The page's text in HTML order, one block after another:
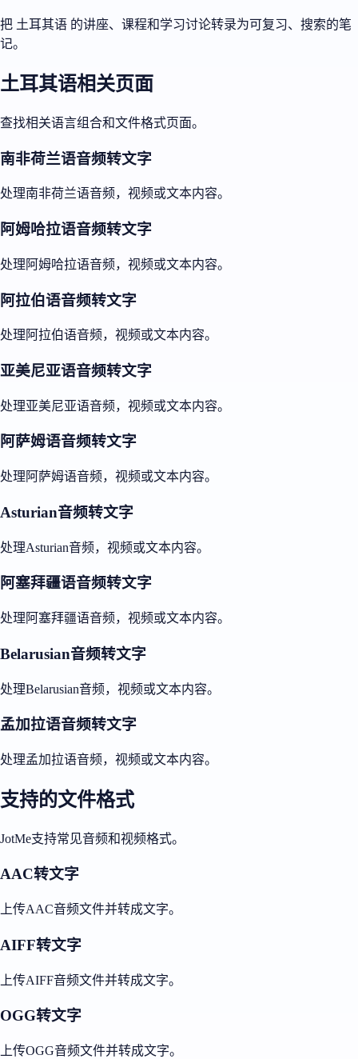
把 土耳其语 的讲座、课程和学习讨论转录为可复习、搜索的笔
记。
土耳其语相关页面
查找相关语言组合和文件格式页面。
南非荷兰语音频转文字
处理南非荷兰语音频，视频或文本内容。
阿姆哈拉语音频转文字
处理阿姆哈拉语音频，视频或文本内容。
阿拉伯语音频转文字
处理阿拉伯语音频，视频或文本内容。
亚美尼亚语音频转文字
处理亚美尼亚语音频，视频或文本内容。
阿萨姆语音频转文字
处理阿萨姆语音频，视频或文本内容。
Asturian音频转文字
处理Asturian音频，视频或文本内容。
阿塞拜疆语音频转文字
处理阿塞拜疆语音频，视频或文本内容。
Belarusian音频转文字
处理Belarusian音频，视频或文本内容。
孟加拉语音频转文字
处理孟加拉语音频，视频或文本内容。
支持的文件格式
JotMe支持常见音频和视频格式。
AAC转文字
上传AAC音频文件并转成文字。
AIFF转文字
上传AIFF音频文件并转成文字。
OGG转文字
上传OGG音频文件并转成文字。